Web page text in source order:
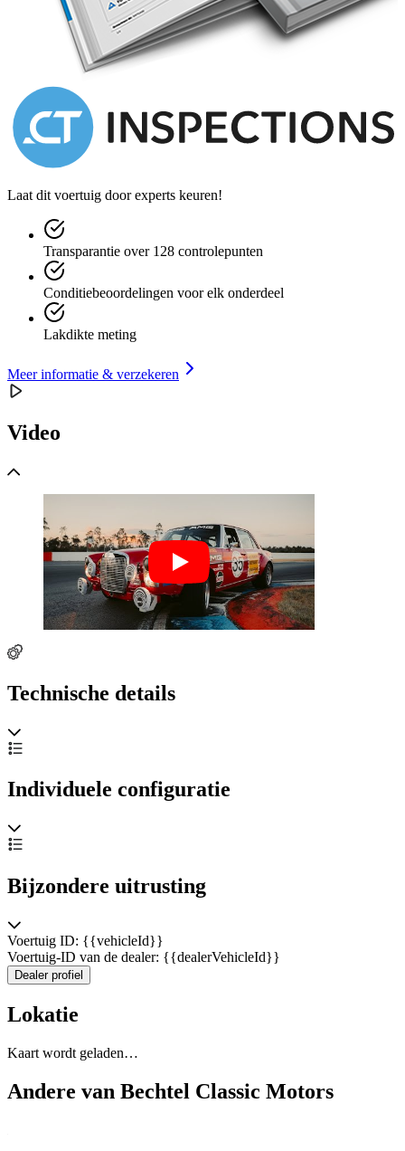
Laat dit voertuig door experts keuren!
Transparantie over 128 controlepunten
Conditiebeoordelingen voor elk onderdeel
Lakdikte meting
Meer informatie & verzekeren
Video
Technische details
Individuele configuratie
Bijzondere uitrusting
Voertuig ID: {{vehicleId}}
Voertuig-ID van de dealer: {{dealerVehicleId}}
Dealer profiel
Lokatie
Kaart wordt geladen…
Andere van Bechtel Classic Motors